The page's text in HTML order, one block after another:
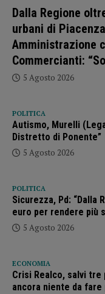
Dalla Regione
urbani di
Amministrazione
Commercianti:
5 Agosto 2026
POLITICA
Autismo, Murelli
Distretto di Ponente”
5 Agosto 2026
POLITICA
Sicurezza, Pd:
euro per rendere più
5 Agosto 2026
ECONOMIA
Crisi Realco, salvi tre
ancora niente da fare